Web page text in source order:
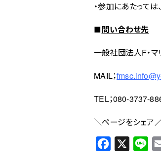
・参加にあたって
■問い合わせ先
一般社団法人F・
MAIL；
TEL；080-3737-
＼ページをシェア
X